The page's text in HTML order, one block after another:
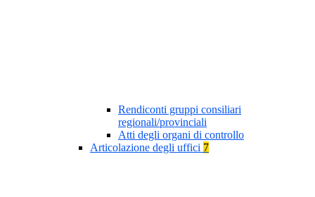
Rendiconti gruppi consiliari
regionali/provinciali
Atti degli organi di controllo
Articolazione degli uffici 7